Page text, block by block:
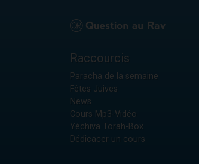
Raccourcis
Paracha de la semaine
Fêtes Juives
News
Cours Mp3-Vidéo
Yéchiva Torah-Box
Dédicacer un cours